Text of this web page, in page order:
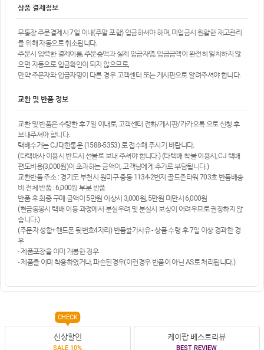
상품 결제정보
무통장 주문결제시 7일 이내(주말 포함) 입금하셔야 하며, 미입금시 원활한 재고관리
를 위해 자동으로 취소됩니다.
주문시 입력한 결제이름, 주문총액과 실제 입금자명, 입금금액이 완전히 일치하지 않
으면 자동으로 입금확인이 되지 않으므로,
만약 주문자와 입금자명이 다른 경우 고객센터 또는 게시판으로 알려주셔야 합니다.
교환 및 반품 정보
교환 및 반품은 수령한 후 7일 이내로, 고객센터 전화/게시판/카카오톡 으로 신청 후
보내주셔야 합니다.
택배수거는 CJ대한통운 (1588-5353) 로 접수해 주시기 바랍니다.
(타택배사 이용시 반드시 선불로 보내 주셔야 합니다.) (타택배 착불 이용시, CJ 택배
편도비용(3,000원)이 초과하는 금액이, 고객님에게 추가로 부담됩니다.)
교환반품 주소 : 경기도 부천시 원미구 중동 1134-2번지 골드존타워 703호 반품배송
비 전체 반품 : 6,000원 부분 반품
반품 후 최종 구매 금액이 5만원 이상시 3,000원, 5만원 미만시 6,000원
(현금동봉시 택배 이동 과정에서 분실우려 및 분실시 보상이 어려우므로 권장하지 않
습니다.)
(주문자 성함+핸드폰 뒷번호4자리) 반품불가사유 - 상품 수령 후 7일 이상 경과한 경
우
- 제품포장을 이미 개봉한 경우
- 제품을 이미 착용하였거나, 파손된경우(이런경우 반품이 아닌 AS로 처리됩니다.)
신상할인
SALE 10%
CHECK
케이팝 베스트리뷰
BEST REVIEW